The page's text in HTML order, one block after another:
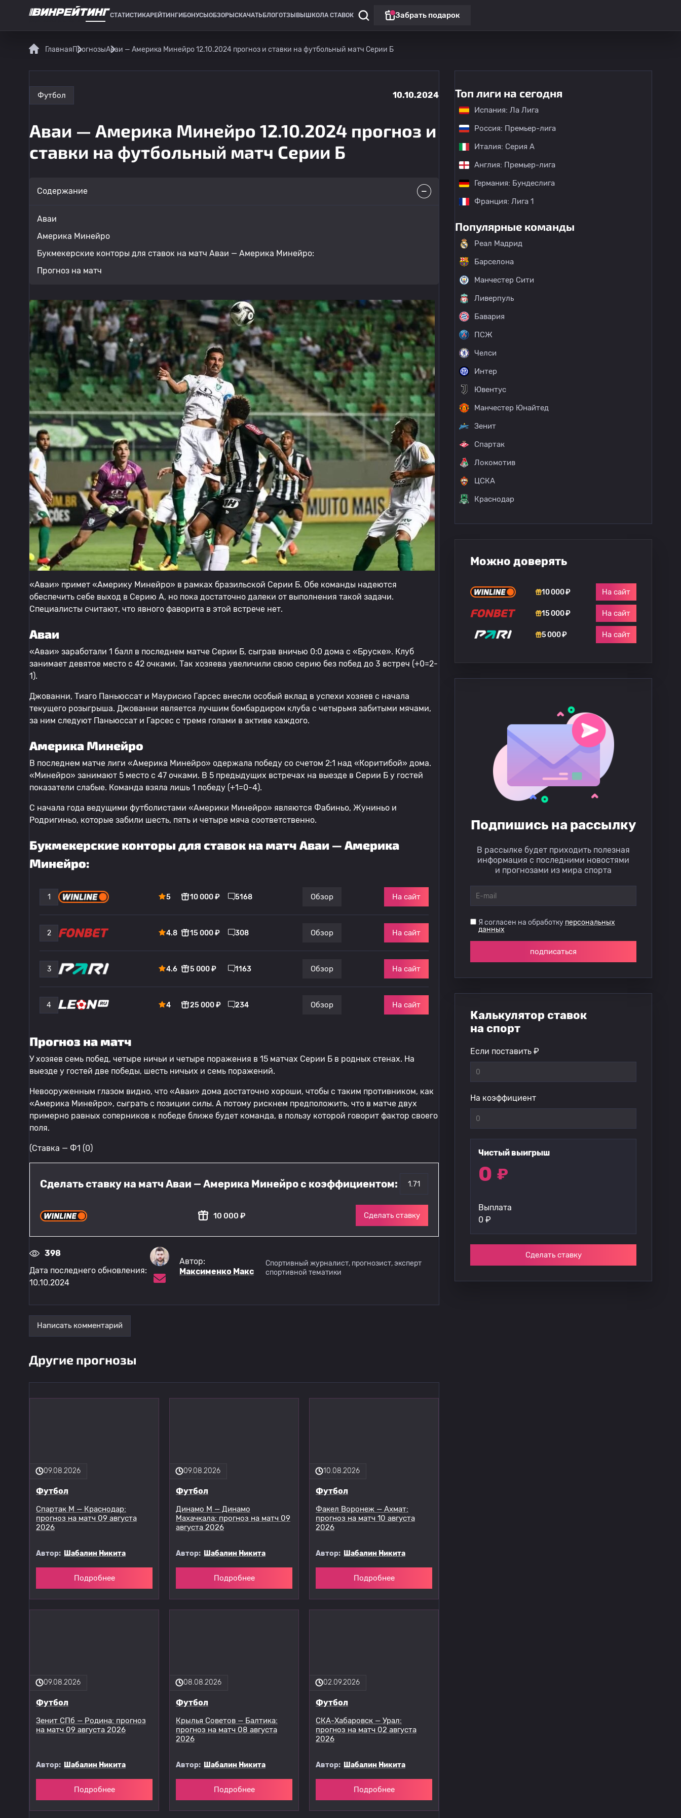
СТАТИСТИКАРЕЙТИНГИ БОНУСЫ ОБЗОРЫ СКАЧАТЬ БЛОГОТЗЫВЫ ШКОЛА СТАВОК Забрать подарок
ГлавнаяПрогнозыАваи — Америка Минейро 12.10.2024 прогноз и ставки на футбольный матч Серии Б
Футбол 10.10.2024
Аваи — Америка Минейро 12.10.2024 прогноз и
ставки на футбольный матч Серии Б
Содержание
Аваи
Америка Минейро
Букмекерские конторы для ставок на матч Аваи — Америка Минейро:
Прогноз на матч
«Аваи» примет «Америку Минейро» в рамках бразильской Серии Б. Обе команды надеются
обеспечить себе выход в Серию A, но пока достаточно далеки от выполнения такой задачи.
Специалисты считают, что явного фаворита в этой встрече нет.
Аваи
«Аваи» заработали 1 балл в последнем матче Серии Б, сыграв вничью 0:0 дома с «Бруске». Клуб
занимает девятое место с 42 очками. Так хозяева увеличили свою серию без побед до 3 встреч (+0=2-
1).
Джованни, Тиаго Паньюссат и Маурисио Гарсес внесли особый вклад в успехи хозяев с начала
текущего розыгрыша. Джованни является лучшим бомбардиром клуба с четырьмя забитыми мячами,
за ним следуют Паньюссат и Гарсес с тремя голами в активе каждого.
Америка Минейро
В последнем матче лиги «Америка Минейро» одержала победу со счетом 2:1 над «Коритибой» дома.
«Минейро» занимают 5 место с 47 очками. В 5 предыдущих встречах на выезде в Серии Б у гостей
показатели слабые. Команда взяла лишь 1 победу (+1=0-4).
С начала года ведущими футболистами «Америки Минейро» являются Фабиньо, Жуниньо и
Родригиньо, которые забили шесть, пять и четыре мяча соответственно.
Букмекерские конторы для ставок на матч Аваи — Америка
Минейро:
1 5 10 000 ₽ 5168 Обзор На сайт
2 4.8 15 000 ₽ 308 Обзор На сайт
3 4.6 5 000 ₽ 1163 Обзор На сайт
4 4 25 000 ₽ 234 Обзор На сайт
Прогноз на матч
У хозяев семь побед, четыре ничьи и четыре поражения в 15 матчах Серии Б в родных стенах. На
выезде у гостей две победы, шесть ничьих и семь поражений.
Невооруженным глазом видно, что «Аваи» дома достаточно хороши, чтобы с таким противником, как
«Америка Минейро», сыграть с позиции силы. А потому рискнем предположить, что в матче двух
примерно равных соперников к победе ближе будет команда, в пользу которой говорит фактор своего
поля.
(Ставка — Ф1 (0)
Сделать ставку на матч Аваи — Америка Минейро с коэффициентом: 1.71
10 000 ₽ Сделать ставку
398
Дата последнего обновления:
10.10.2024
Автор:
Максименко Макс
Спортивный журналист, прогнозист, эксперт
спортивной тематики
Написать комментарий
Другие прогнозы
09.08.2026
Футбол
Спартак М — Краснодар:
прогноз на матч 09 августа
2026
Автор: Шабалин Никита
Подробнее
09.08.2026
Футбол
Динамо М — Динамо
Махачкала: прогноз на матч 09
августа 2026
Автор: Шабалин Никита
Подробнее
10.08.2026
Футбол
Факел Воронеж — Ахмат:
прогноз на матч 10 августа
2026
Автор: Шабалин Никита
Подробнее
09.08.2026
Футбол
Зенит СПб — Родина: прогноз
на матч 09 августа 2026
Автор: Шабалин Никита
Подробнее
08.08.2026
Футбол
Крылья Советов — Балтика:
прогноз на матч 08 августа
2026
Автор: Шабалин Никита
Подробнее
02.09.2026
Футбол
СКА-Хабаровск — Урал:
прогноз на матч 02 августа
2026
Автор: Шабалин Никита
Подробнее
Топ лиги на сегодня
Испания: Ла Лига
Россия: Премьер-лига
Италия: Серия А
Англия: Премьер-лига
Германия: Бундеслига
Франция: Лига 1
Популярные команды
Реал Мадрид
Барселона
Манчестер Сити
Ливерпуль
Бавария
ПСЖ
Челси
Интер
Ювентус
Манчестер Юнайтед
Зенит
Спартак
Локомотив
ЦСКА
Краснодар
Можно доверять
10 000 ₽ На сайт
15 000 ₽ На сайт
5 000 ₽ На сайт
Подпишись на рассылку
В рассылке будет приходить полезная
информация с последними новостями
и прогнозами из мира спорта
Я согласен на обработку персональных
данных
подписаться
Калькулятор ставок
на спорт
Если поставить ₽
На коэффициент
Чистый выигрыш
0 ₽
Выплата
0 ₽
Сделать ставку